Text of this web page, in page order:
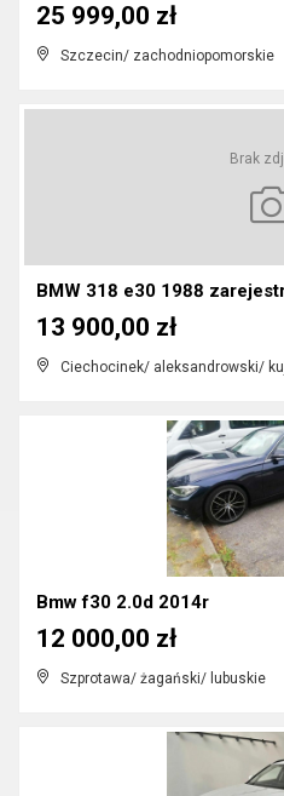
Szczecin/ zachodniopomorskie
25 999,00 zł
Brak
BMW 318 e30 1988
Ciechocinek/ aleksandrowski/
13 900,00 zł
Bmw f30 2.0d 2014r
Szprotawa/ żagański/ lubuskie
12 000,00 zł